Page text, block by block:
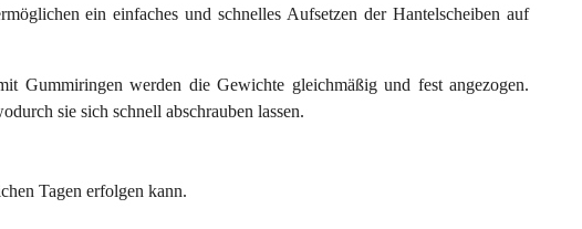
ein einfaches und schnelles Aufsetzen der Hantelscheiben auf
Gummiringen werden die Gewichte gleichmäßig und fest angezogen.
sie sich schnell abschrauben lassen.
Tagen erfolgen kann.